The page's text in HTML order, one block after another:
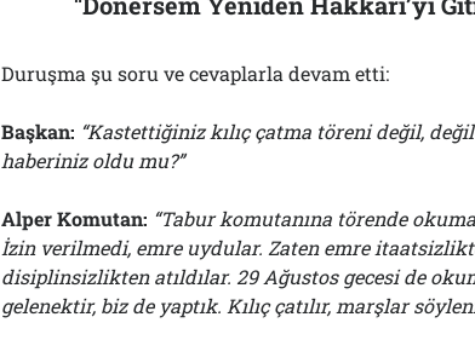
Duruşma şu soru ve cevaplarla devam etti:
Başkan: “Kastettiğiniz kılıç çatma töreni değil,
haberiniz oldu mu?”
Alper Komutan: “Tabur komutanına törende
İzin verilmedi, emre uydular. Zaten emre
disiplinsizlikten atıldılar. 29 Ağustos gecesi de
gelenektir, biz de yaptık. Kılıç çatılır, marşlar